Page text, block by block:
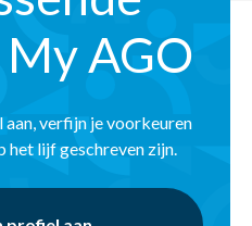
AGO
verfijn je voorkeuren
het lijf geschreven zijn.